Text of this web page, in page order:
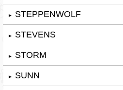
► STEPPENWOLF
► STEVENS
► STORM
► SUNN